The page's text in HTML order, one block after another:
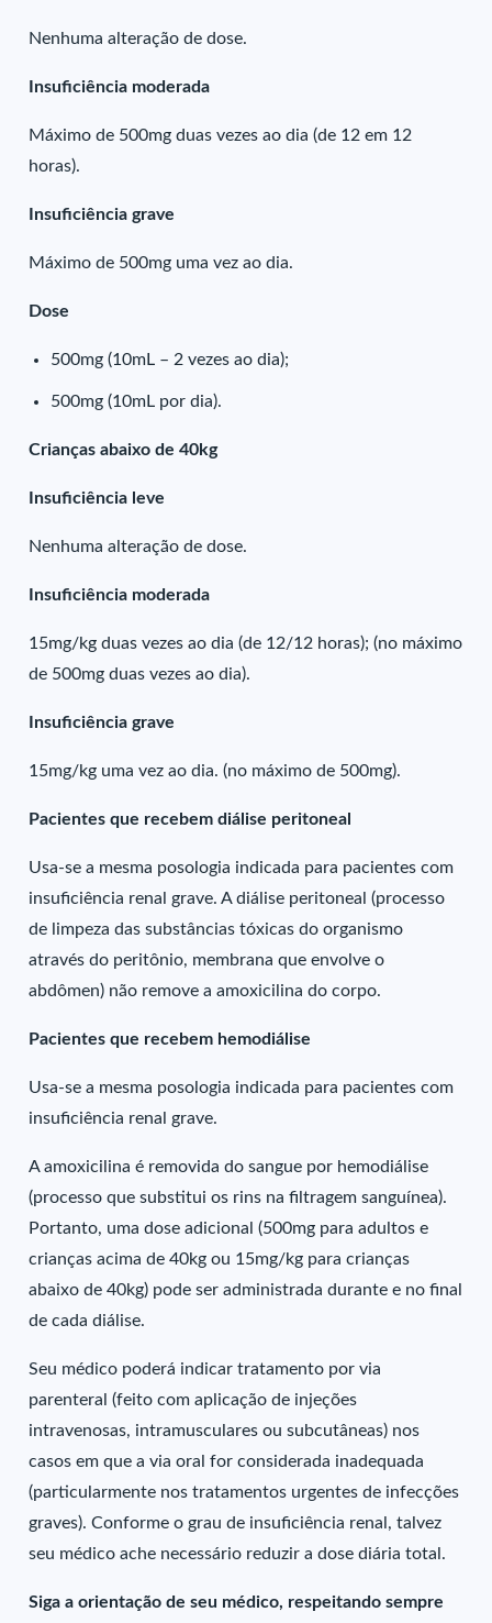
Nenhuma alteração de dose.
Insuficiência moderada
Máximo de 500mg duas vezes ao dia (de 12 em 12
horas).
Insuficiência grave
Máximo de 500mg uma vez ao dia.
Dose
500mg (10mL – 2 vezes ao dia);
500mg (10mL por dia).
Crianças abaixo de 40kg
Insuficiência leve
Nenhuma alteração de dose.
Insuficiência moderada
15mg/kg duas vezes ao dia (de 12/12 horas); (no máximo
de 500mg duas vezes ao dia).
Insuficiência grave
15mg/kg uma vez ao dia. (no máximo de 500mg).
Pacientes que recebem diálise peritoneal
Usa-se a mesma posologia indicada para pacientes com
insuficiência renal grave. A diálise peritoneal (processo
de limpeza das substâncias tóxicas do organismo
através do peritônio, membrana que envolve o
abdômen) não remove a amoxicilina do corpo.
Pacientes que recebem hemodiálise
Usa-se a mesma posologia indicada para pacientes com
insuficiência renal grave.
A amoxicilina é removida do sangue por hemodiálise
(processo que substitui os rins na filtragem sanguínea).
Portanto, uma dose adicional (500mg para adultos e
crianças acima de 40kg ou 15mg/kg para crianças
abaixo de 40kg) pode ser administrada durante e no final
de cada diálise.
Seu médico poderá indicar tratamento por via
parenteral (feito com aplicação de injeções
intravenosas, intramusculares ou subcutâneas) nos
casos em que a via oral for considerada inadequada
(particularmente nos tratamentos urgentes de infecções
graves). Conforme o grau de insuficiência renal, talvez
seu médico ache necessário reduzir a dose diária total.
Siga a orientação de seu médico, respeitando sempre